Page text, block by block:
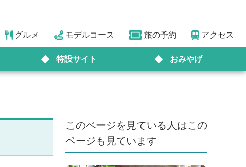
グルメ モデルコース 旅の予約 アクセス
特設サイト おみやげ
このページを見ている人はこの
ページも見ています